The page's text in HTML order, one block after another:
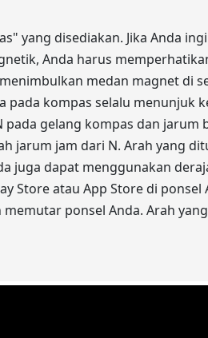
yang disediakan. Jika Anda
Anda harus
medan magnet di
kompas selalu menunjuk
gelang kompas dan jarum
jarum jam dari N. Arah yang
juga dapat menggunakan
Store atau App Store di ponsel
ponsel Anda. Arah